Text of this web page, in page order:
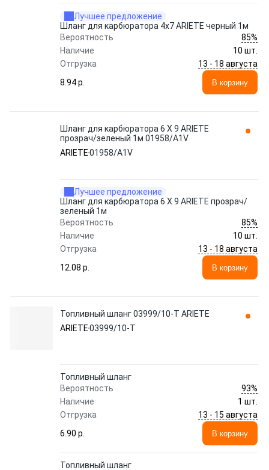
Лучшее предложение
Шланг для карбюратора 4х7 ARIETE черный 1м
Вероятность
85%
Наличие
10 шт.
Отгрузка
13 - 18 августа
8.94 p.
В корзину
Шланг для карбюратора 6 X 9 ARIETE
прозрач/зеленый 1м 01958/A1V
ARIETE01958/A1V
Лучшее предложение
Шланг для карбюратора 6 X 9 ARIETE прозрач/
зеленый 1м
Вероятность
85%
Наличие
10 шт.
Отгрузка
13 - 18 августа
12.08 p.
В корзину
Топливный шланг 03999/10-T ARIETE
ARIETE03999/10-T
Топливный шланг
Вероятность
93%
Наличие
1 шт.
Отгрузка
13 - 15 августа
6.90 p.
В корзину
Топливный шланг